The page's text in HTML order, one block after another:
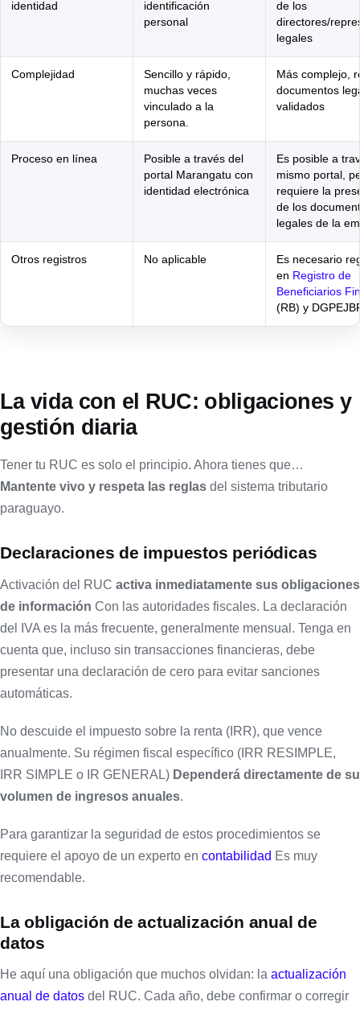
identidad
identificación
personal
de los
directores/
legales
Complejidad
Sencillo y rápido,
muchas veces
vinculado a la
persona.
Más complejo,
documentos
validados
Proceso en línea
Posible a través del
portal Marangatu con
identidad electrónica
Es posible a
mismo portal,
requiere la
de los
legales de la
Otros registros No aplicable
Es necesario
en Registro de
Beneficiarios
(RB) y
La vida con el RUC: obligaciones y
gestión diaria
Tener tu RUC es solo el principio. Ahora tienes que…
Mantente vivo y respeta las reglas del sistema tributario
paraguayo.
Declaraciones de impuestos periódicas
Activación del RUC activa inmediatamente sus obligaciones
de información Con las autoridades fiscales. La declaración
del IVA es la más frecuente, generalmente mensual. Tenga en
cuenta que, incluso sin transacciones financieras, debe
presentar una declaración de cero para evitar sanciones
automáticas.
No descuide el impuesto sobre la renta (IRR), que vence
anualmente. Su régimen fiscal específico (IRR RESIMPLE,
IRR SIMPLE o IR GENERAL) Dependerá directamente de su
volumen de ingresos anuales.
Para garantizar la seguridad de estos procedimientos se
requiere el apoyo de un experto en contabilidad Es muy
recomendable.
La obligación deactualización anual de
datos
He aquí una obligación que muchos olvidan: la actualización
anual de datos del RUC. Cada año, debe confirmar o corregir